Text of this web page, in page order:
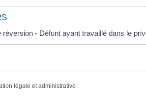
réversion - Défunt ayant travaillé dans le
légale et administrative